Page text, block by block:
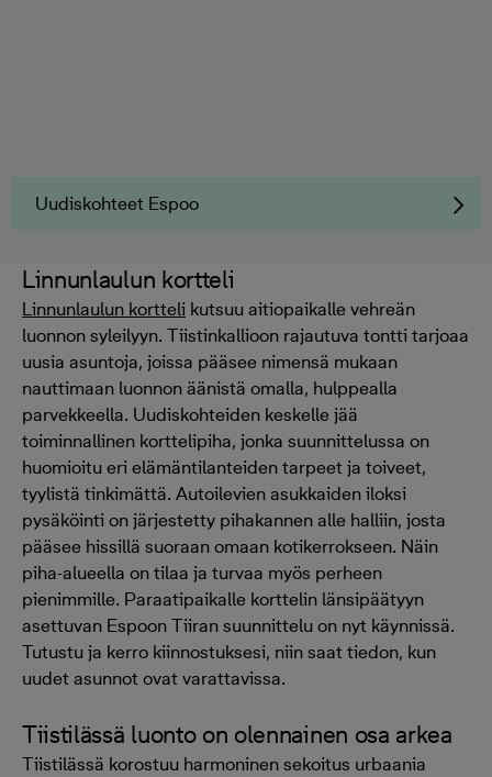
Uudiskohteet Espoo
Linnunlaulun kortteli
Linnunlaulun kortteli kutsuu aitiopaikalle vehreän
luonnon syleilyyn. Tiistinkallioon rajautuva tontti tarjoaa
uusia asuntoja, joissa pääsee nimensä mukaan
nauttimaan luonnon äänistä omalla, hulppealla
parvekkeella. Uudiskohteiden keskelle jää
toiminnallinen korttelipiha, jonka suunnittelussa on
huomioitu eri elämäntilanteiden tarpeet ja toiveet,
tyylistä tinkimättä. Autoilevien asukkaiden iloksi
pysäköinti on järjestetty pihakannen alle halliin, josta
pääsee hissillä suoraan omaan kotikerrokseen. Näin
piha-alueella on tilaa ja turvaa myös perheen
pienimmille. Paraatipaikalle korttelin länsipäätyyn
asettuvan Espoon Tiiran suunnittelu on nyt käynnissä.
Tutustu ja kerro kiinnostuksesi, niin saat tiedon, kun
uudet asunnot ovat varattavissa.
Tiistilässä luonto on olennainen osa arkea
Tiistilässä korostuu harmoninen sekoitus urbaania